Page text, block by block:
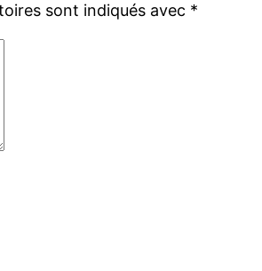
sont indiqués avec *